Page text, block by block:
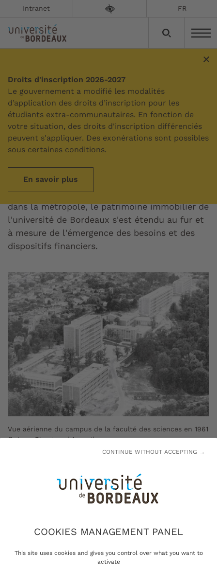
COOKIES MANAGEMENT PANEL
This site uses cookies and gives you control over what you want to
activate
CONTINUE WITHOUT ACCEPTING →
Intranet FR
Droits d'inscription 2026-2027
Le gouvernement a modifié les modalités
d’application des droits d’inscription pour les
étudiants extra-communautaires. En fonction de
votre situation, des droits d'inscription différenciés
peuvent s'appliquer. Des exonérations sont possibles
sous certaines conditions.
En savoir plus
Sommaire
Histoire de notre
patrimoine
Mise à jour le :12/01/2026
D’un campus de centre-ville à des campus
dans la métropole, le patrimoine immobilier de
l'université de Bordeaux s'est étendu au fur et
à mesure de l'émergence des besoins et des
dispositifs financiers.
Vue aérienne du campus de la faculté des sciences en 1961
© Jean-Biaugeaud Arceuil
Quelques dates marquantes
1880 : Faculté de Médecine et de pharmacie,